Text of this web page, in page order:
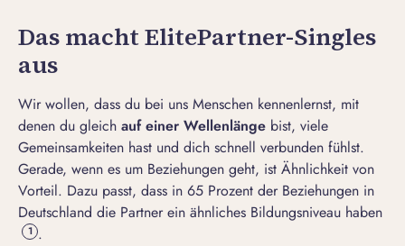
Das macht ElitePartner-Singles
aus
Wir wollen, dass du bei uns Menschen kennenlernst, mit
denen du gleich auf einer Wellenlänge bist, viele
Gemeinsamkeiten hast und dich schnell verbunden fühlst.
Gerade, wenn es um Beziehungen geht, ist Ähnlichkeit von
Vorteil. Dazu passt, dass in 65 Prozent der Beziehungen in
Deutschland die Partner ein ähnliches Bildungsniveau haben
1 .